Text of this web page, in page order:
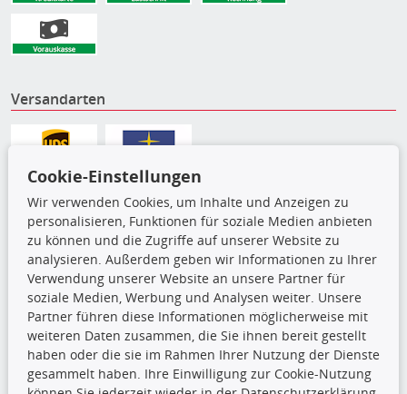
Versandarten
Die hier angezeigten Daten,
insbesondere die gesamte Datenbank,
dürfen nicht kopiert werden. Es ist zu
unterlassen, die Daten oder die gesamte Datenbank ohne
Cookie-Einstellungen
Wir verwenden Cookies, um Inhalte und Anzeigen zu
personalisieren, Funktionen für soziale Medien anbieten
zu können und die Zugriffe auf unserer Website zu
analysieren. Außerdem geben wir Informationen zu Ihrer
Verwendung unserer Website an unsere Partner für
soziale Medien, Werbung und Analysen weiter. Unsere
Partner führen diese Informationen möglicherweise mit
weiteren Daten zusammen, die Sie ihnen bereit gestellt
haben oder die sie im Rahmen Ihrer Nutzung der Dienste
gesammelt haben. Ihre Einwilligung zur Cookie-Nutzung